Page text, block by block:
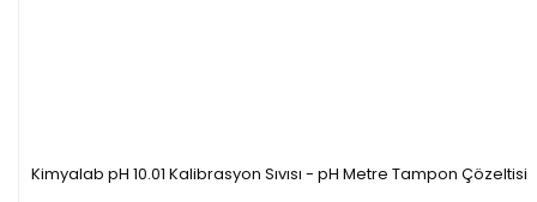
Kimyalab pH 10.01 Kalibrasyon Sıvısı - pH Metre Tampon Çözeltisi